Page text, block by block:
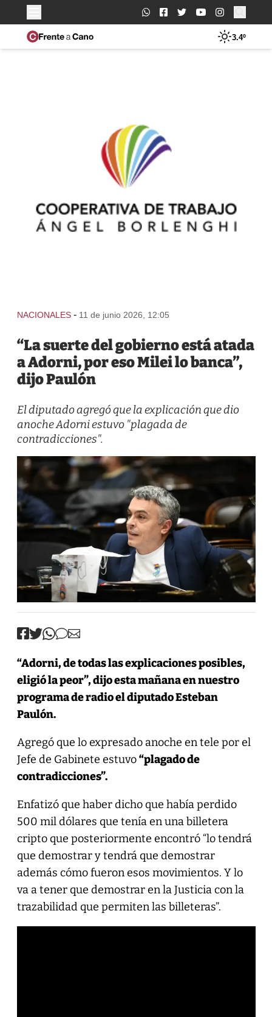
Buscar:
3.4º
NACIONALES - 11 de junio 2026, 12:05
“La suerte del gobierno está atada
a Adorni, por eso Milei lo banca”,
dijo Paulón
El diputado agregó que la explicación que dio
anoche Adorni estuvo "plagada de
contradicciones".
“Adorni, de todas las explicaciones posibles,
eligió la peor”, dijo esta mañana en nuestro
programa de radio el diputado Esteban
Paulón.
Agregó que lo expresado anoche en tele por el
Jefe de Gabinete estuvo“plagado de
contradicciones”.
Enfatizó que haber dicho que había perdido
500 mil dólares que tenía en una billetera
cripto que posteriormente encontró “lo tendrá
que demostrar y tendrá que demostrar
además cómo fueron esos movimientos. Y lo
va a tener que demostrar en la Justicia con la
trazabilidad que permiten las billeteras”.